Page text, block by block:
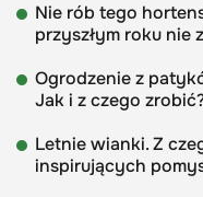
Nie rób tego
przyszłym roku nie
Ogrodzenie z
Jak i z czego
Letnie wianki. Z
inspirujących